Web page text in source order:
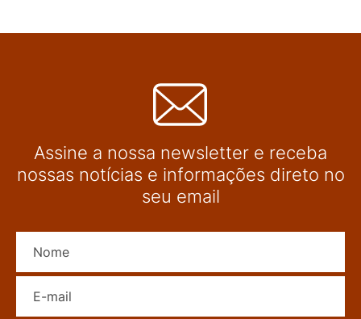
Assine a nossa newsletter e receba
nossas notícias e informações direto no
seu email